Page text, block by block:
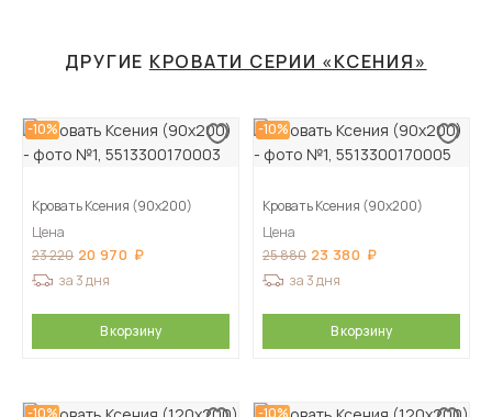
ДРУГИЕ КРОВАТИ СЕРИИ «КСЕНИЯ»
-10%
Кровать Ксения (90х200)
Цена
23 220 20 970
за 3 дня
В корзину
-10%
Кровать Ксения (90х200)
Цена
25 880 23 380
за 3 дня
В корзину
-10% -10%